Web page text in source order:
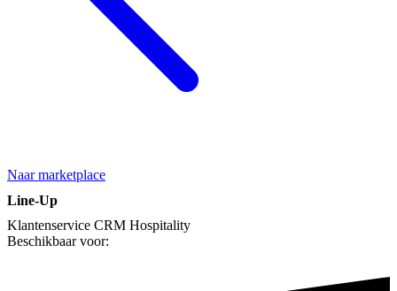
Naar marketplace
Line-Up
Klantenservice CRM Hospitality
Beschikbaar voor: